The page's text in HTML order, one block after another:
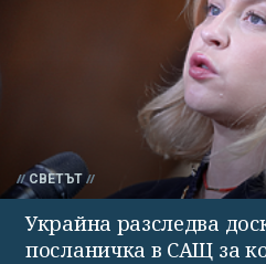
СВЕТЪТ
Украйна разследва
посланичка в САЩ за